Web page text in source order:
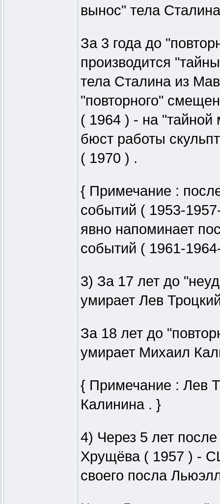
вынос" тела
За 3 года до
производится
тела Сталина из
"повторного"
( 1964 ) - на "тайной
бюст работы
( 1970 ) .
{ Примечание :
событий ( 1953-
явно напоминает
событий ( 1961-
3) За 17 лет до
умирает Лев
За 18 лет до
умирает Михаил
{ Примечание : Лев
Калинина . }
4) Через 5 лет
Хрущёва ( 1957 ) -
своего посла